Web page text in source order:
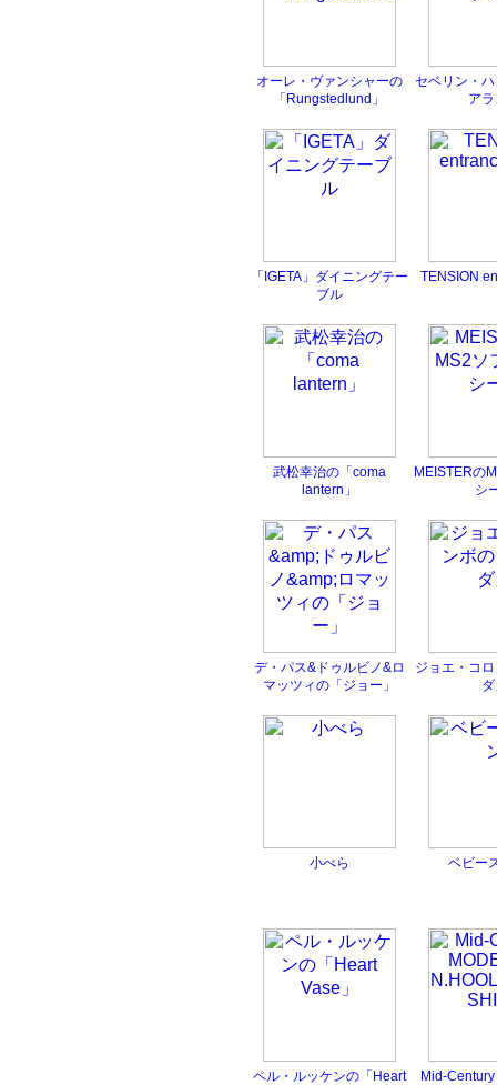
オーレ・ヴァンシャーの
「Rungstedlund」
セベリン・
ア
「IGETA」ダイニングテー
ブル
TENSION
武松幸治の「coma
lantern」
MEISTERの
シ
デ・パス&ドゥルビノ&ロ
マッツィの「ジョー」
ジョエ・コ
小べら ベビー
ペル・ルッケンの「Heart
Mid-